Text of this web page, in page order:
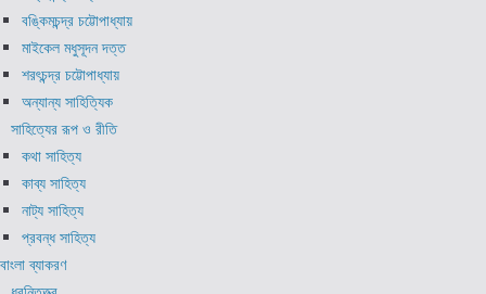
বঙ্কিমচন্দ্র চট্টোপাধ্যায়
মাইকেল মধুসূদন দত্ত
শরৎচন্দ্র চট্টোপাধ্যায়
অন্যান্য সাহিত্যিক
সাহিত্যের রূপ ও রীতি
কথা সাহিত্য
কাব্য সাহিত্য
নাট্য সাহিত্য
প্রবন্ধ সাহিত্য
বাংলা ব্যাকরণ